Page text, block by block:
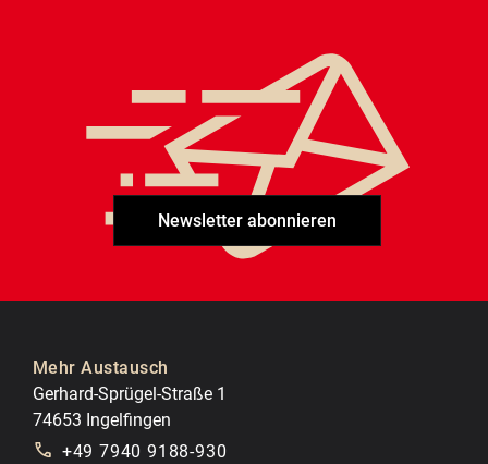
Newsletter abonnieren
Mehr Austausch
Gerhard-Sprügel-Straße 1
74653 Ingelfingen
+49 7940 9188-930